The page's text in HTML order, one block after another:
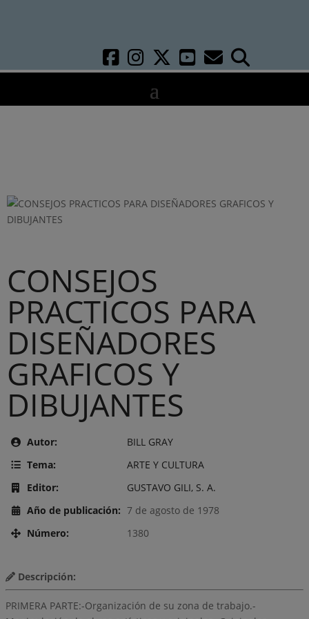
CONSEJOS
PRACTICOS PARA
DISEÑADORES
GRAFICOS Y
DIBUJANTES
Autor:
BILL GRAY
Tema:
ARTE Y CULTURA
Editor:
GUSTAVO GILI, S. A.
Año de publicación: 7 de agosto de 1978
Número:
1380
Descripción:
PRIMERA PARTE:-Organización de su zona de trabajo.-